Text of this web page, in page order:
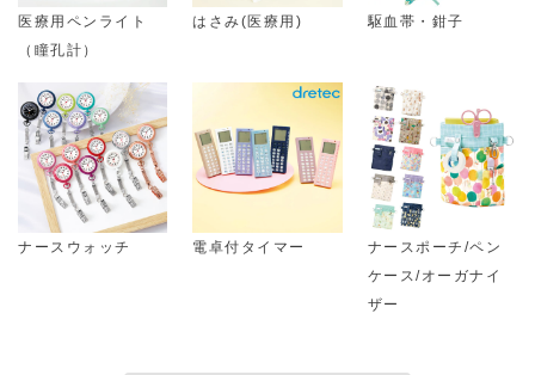
医療用ペンライト
（瞳孔計）
はさみ(医療用) 駆血帯・鉗子
ナースウォッチ 電卓付タイマー
ナースポーチ/ペン
ケース/オーガナイ
ザー